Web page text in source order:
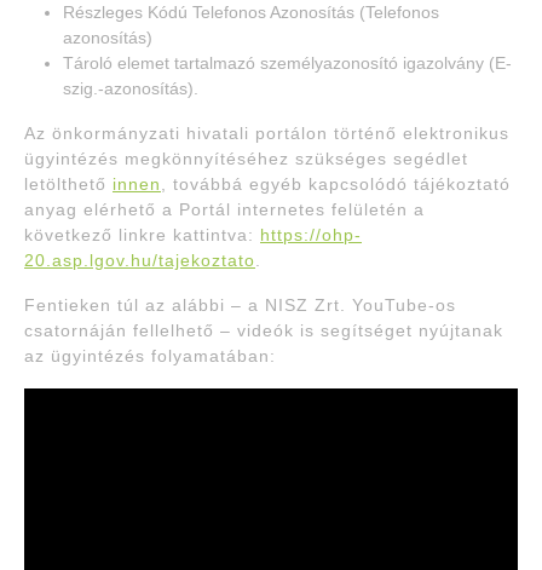
Részleges Kódú Telefonos Azonosítás (Telefonos
azonosítás)
Tároló elemet tartalmazó személyazonosító igazolvány (E-
szig.-azonosítás).
Az önkormányzati hivatali portálon történő elektronikus
ügyintézés megkönnyítéséhez szükséges segédlet
letölthető innen
, továbbá egyéb kapcsolódó tájékoztató
anyag elérhető a Portál internetes felületén a
következő linkre kattintva: https://ohp-
20.asp.lgov.hu/tajekoztato
Fentieken túl az alábbi – a NISZ Zrt. YouTube-os
csatornáján fellelhető – videók is segítséget nyújtanak
az ügyintézés folyamatában: